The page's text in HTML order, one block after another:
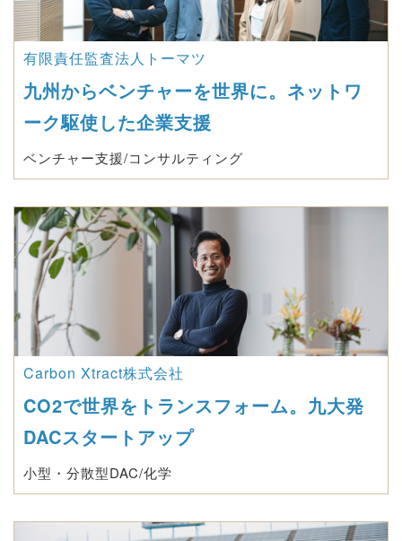
有限責任監査法人トーマツ
九州からベンチャーを世界に。ネットワ
ーク駆使した企業支援
ベンチャー支援/コンサルティング
Carbon Xtract株式会社
CO2で世界をトランスフォーム。九大発
DACスタートアップ
小型・分散型DAC/化学